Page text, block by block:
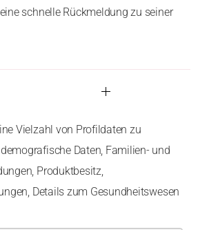
schnelle Rückmeldung zu seiner
Vielzahl von Profildaten zu
Daten, Familien- und
Produktbesitz,
Details zum Gesundheitswesen